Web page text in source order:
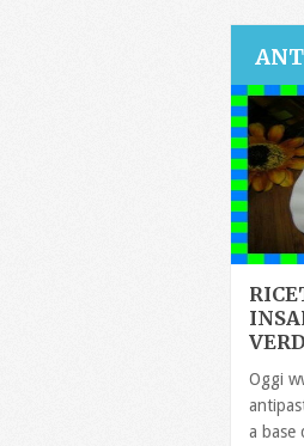
Oggi
a base